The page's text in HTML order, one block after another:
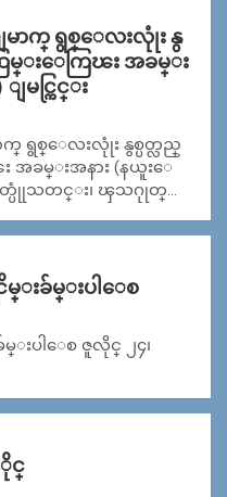
မာက္ ရွစ္ေလးလုုံး နွ
ြမ္းေကြၽး အခမ္း
မင္ကြင္း
ရွစ္ေလးလုုံး နွစ္ပတ္လည္
အခမ္းအနား (နယူးေ
ာတ္ပုုံသတင္း၊ ၾသဂုုတ္…
ငိမ္းခ်မ္းပါေစ
မ္းပါေစ ဇူလိုင္ ၂၄၊
င္